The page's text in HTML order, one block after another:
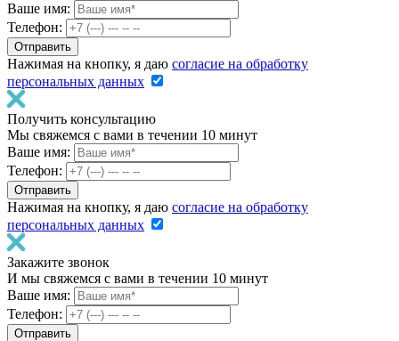
Ваше имя:
Телефон:
Нажимая на кнопку, я даю согласие на обработку
персональных данных
Получить консультацию
Мы свяжемся с вами в течении 10 минут
Ваше имя:
Телефон:
Нажимая на кнопку, я даю согласие на обработку
персональных данных
Закажите звонок
И мы свяжемся с вами в течении 10 минут
Ваше имя:
Телефон: